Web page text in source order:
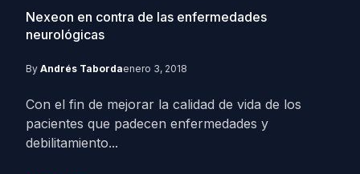
Nexeon en contra de las enfermedades
neurológicas
By Andrés Tabordaenero 3, 2018
Con el fin de mejorar la calidad de vida de los
pacientes que padecen enfermedades y
debilitamiento...